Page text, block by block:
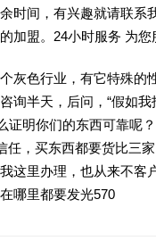
时间，有兴趣就请联系
盟。24小时服务 为您
灰色行业，有它特殊的
询半天，后问，“假如
证明你们的东西可靠呢
任，买东西都要货比三
这里办理，也从来不客
哪里都要发光570